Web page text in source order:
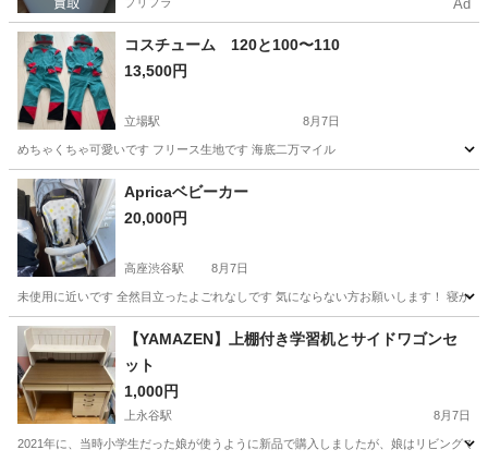
Ad
コスチューム 120と100〜110
13,500円
立場駅 8月7日
めちゃくちゃ可愛いです フリース生地です 海底二万マイル
神奈川 横浜市 立場駅 キッズ用品
Apricaベビーカー
20,000円
高座渋谷駅 8月7日
未使用に近いです 全然目立ったよごれなしです 気にならない方お願いします！ 寝かせ
神奈川 大和市 ベビー用品
【YAMAZEN】上棚付き学習机とサイドワゴンセ
ット
1,000円
上永谷駅 8月7日
2021年に、当時小学生だった娘が使うように新品で購入しましたが、娘はリビング